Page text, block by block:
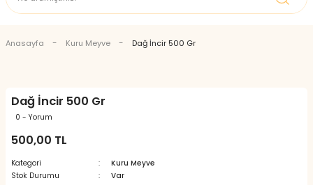
Anasayfa Kuru Meyve Dağ İncir 500 Gr
Dağ İncir 500 Gr
0 - Yorum
500,00 TL
Kategori
Kuru Meyve
Stok Durumu
Var